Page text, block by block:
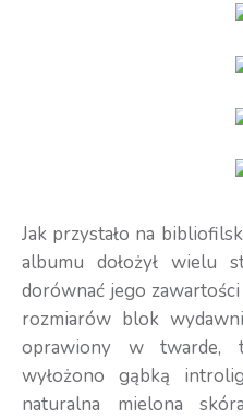
Jak przystało na
albumu dołożył wielu
dorównać jego
rozmiarów blok
oprawiony w twarde,
wyłożono gąbką
naturalna mielona